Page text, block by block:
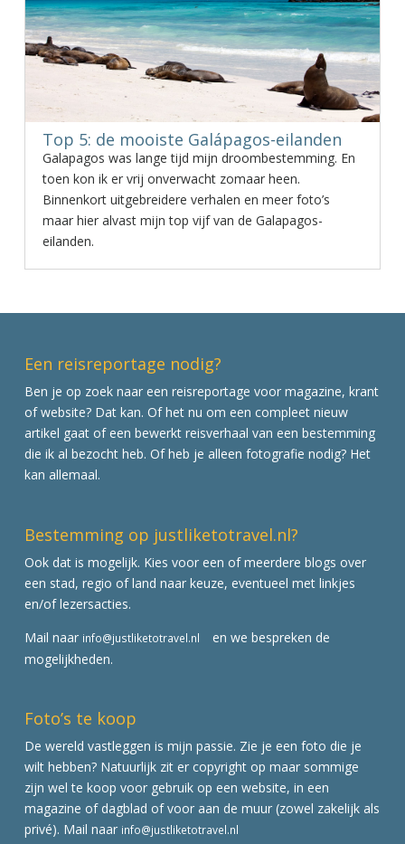
Top 5: de mooiste Galápagos-eilanden
Galapagos was lange tijd mijn droombestemming. En
toen kon ik er vrij onverwacht zomaar heen.
Binnenkort uitgebreidere verhalen en meer foto’s
maar hier alvast mijn top vijf van de Galapagos-
eilanden.
Een reisreportage nodig?
Ben je op zoek naar een reisreportage voor magazine, krant
of website? Dat kan. Of het nu om een compleet nieuw
artikel gaat of een bewerkt reisverhaal van een bestemming
die ik al bezocht heb. Of heb je alleen fotografie nodig? Het
kan allemaal.
Bestemming op justliketotravel.nl?
Ook dat is mogelijk. Kies voor een of meerdere blogs over
een stad, regio of land naar keuze, eventueel met linkjes
en/of lezersacties.
Mail naar info@justliketotravel.nl
en we bespreken de
mogelijkheden.
Foto’s te koop
De wereld vastleggen is mijn passie. Zie je een foto die je
wilt hebben? Natuurlijk zit er copyright op maar sommige
zijn wel te koop voor gebruik op een website, in een
magazine of dagblad of voor aan de muur (zowel zakelijk als
privé). Mail naar info@justliketotravel.nl